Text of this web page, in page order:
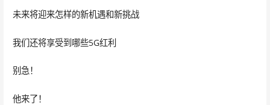
未来将迎来怎样的新机遇和新挑战
我们还将享受到哪些5G红利
别急！
他来了！